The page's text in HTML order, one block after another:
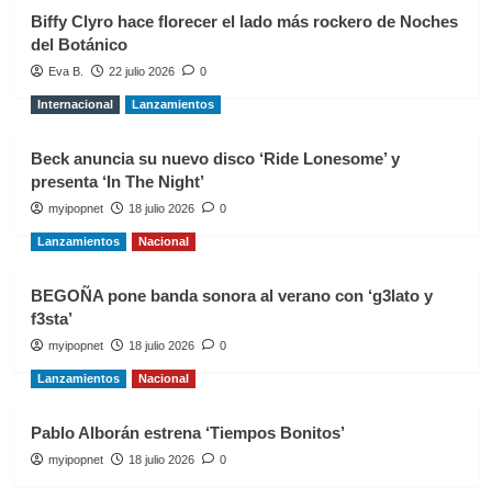
Biffy Clyro hace florecer el lado más rockero de Noches
del Botánico
Eva B. 22 julio 2026 0
Internacional Lanzamientos
Beck anuncia su nuevo disco ‘Ride Lonesome’ y
presenta ‘In The Night’
myipopnet 18 julio 2026 0
Lanzamientos Nacional
BEGOÑA pone banda sonora al verano con ‘g3lato y
f3sta’
myipopnet 18 julio 2026 0
Lanzamientos Nacional
Pablo Alborán estrena ‘Tiempos Bonitos’
myipopnet 18 julio 2026 0